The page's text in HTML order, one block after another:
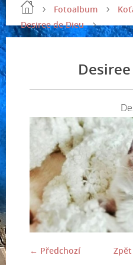
Fotoalbum
Desiree de Dieu
← Předchozí